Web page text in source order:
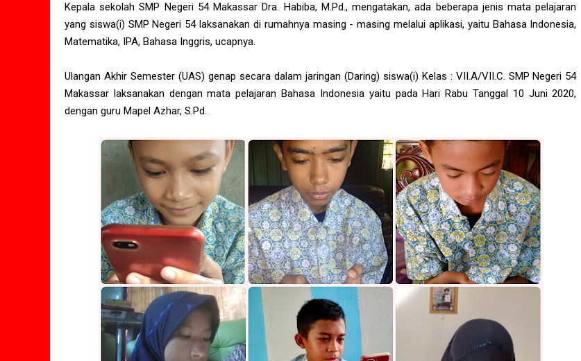
Kepala sekolah SMP Negeri 54 Makassar Dra. Habiba, M.Pd., mengatakan, ada beberapa jenis mata pelajaran
yang siswa(i) SMP Negeri 54 laksanakan di rumahnya masing - masing melalui aplikasi, yaitu Bahasa Indonesia,
Matematika, IPA, Bahasa Inggris, ucapnya.
Ulangan Akhir Semester (UAS) genap secara dalam jaringan (Daring) siswa(i) Kelas : VII.A/VII.C. SMP Negeri 54
Makassar laksanakan dengan mata pelajaran Bahasa Indonesia yaitu pada Hari Rabu Tanggal 10 Juni 2020,
dengan guru Mapel Azhar, S.Pd.